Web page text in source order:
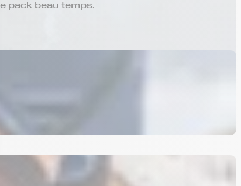
pack beau temps.